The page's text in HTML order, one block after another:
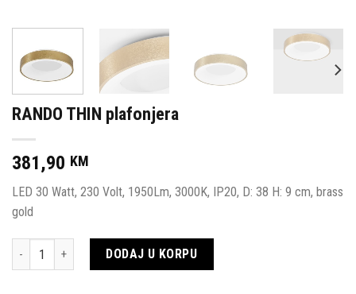
RANDO THIN plafonjera
381,90 KM
LED 30 Watt, 230 Volt, 1950Lm, 3000K, IP20, D: 38 H: 9 cm, brass
gold
Količina DODAJ U KORPU